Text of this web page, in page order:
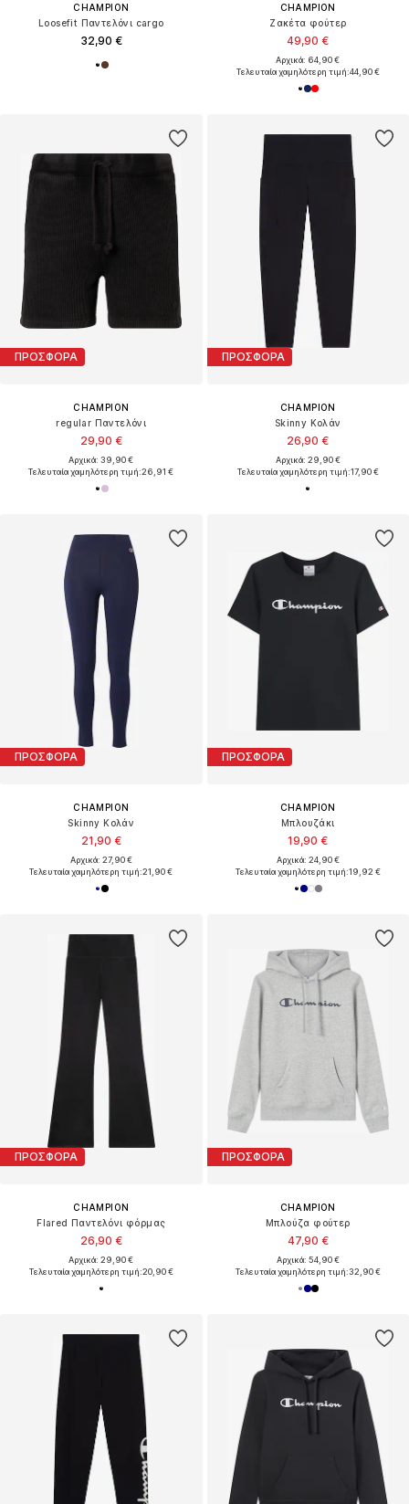
CHAMPION
Loosefit Παντελόνι cargo
32,90 €
CHAMPION
Ζακέτα φούτερ
49,90 €
Αρχικά: 64,90 €
Τελευταία χαμηλότερη τιμή:44,90 €
ΠΡΟΣΦΟΡΑ
CHAMPION
regular Παντελόνι
29,90 €
Αρχικά: 39,90 €
Τελευταία χαμηλότερη τιμή:26,91 €
ΠΡΟΣΦΟΡΑ
CHAMPION
Skinny Κολάν
26,90 €
Αρχικά: 29,90 €
Τελευταία χαμηλότερη τιμή:17,90 €
ΠΡΟΣΦΟΡΑ
CHAMPION
Skinny Κολάν
21,90 €
Αρχικά: 27,90 €
Τελευταία χαμηλότερη τιμή:21,90 €
ΠΡΟΣΦΟΡΑ
CHAMPION
Μπλουζάκι
19,90 €
Αρχικά: 24,90 €
Τελευταία χαμηλότερη τιμή:19,92 €
ΠΡΟΣΦΟΡΑ
CHAMPION
Flared Παντελόνι φόρμας
26,90 €
Αρχικά: 29,90 €
Τελευταία χαμηλότερη τιμή:20,90 €
ΠΡΟΣΦΟΡΑ
CHAMPION
Μπλούζα φούτερ
47,90 €
Αρχικά: 54,90 €
Τελευταία χαμηλότερη τιμή:32,90 €